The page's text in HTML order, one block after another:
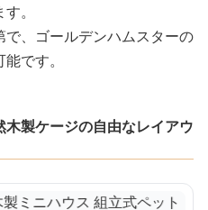
。
、ゴールデンハムスターの
です。
製ケージの自由なレイアウ